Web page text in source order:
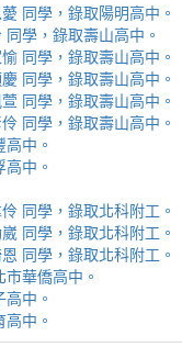
同學，錄取陽明高中。
學，錄取壽山高中。
同學，錄取壽山高中。
同學，錄取壽山高中。
同學，錄取壽山高中。
同學，錄取壽山高中。
中。
中。
同學，錄取北科附工。
同學，錄取北科附工。
同學，錄取北科附工。
華僑高中。
中。
中。